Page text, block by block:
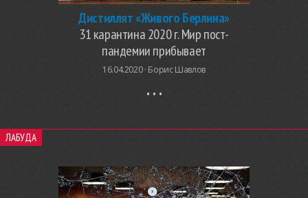
Дистиллят «Живого Берлина»
31 карантина 2020 г. Мир пост-
пандемии прибывает
16.04.2020 · Борис Шавлов
ЛАБУДА